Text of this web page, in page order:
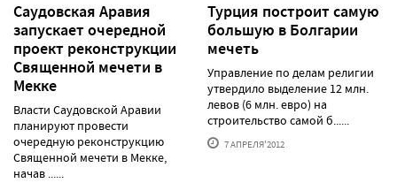
Саудовская Аравия
запускает очередной
проект реконструкции
Священной мечети в
Мекке
Власти Саудовской Аравии
планируют провести
очередную реконструкцию
Священной мечети в Мекке,
начав ......
Турция построит самую
большую в Болгарии
мечеть
Управление по делам религии
утвердило выделение 12 млн.
левов (6 млн. евро) на
строительство самой б......
7 АПРЕЛЯ'2012